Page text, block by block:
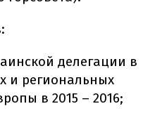
делегации в
и региональных
в 2015 – 2016;